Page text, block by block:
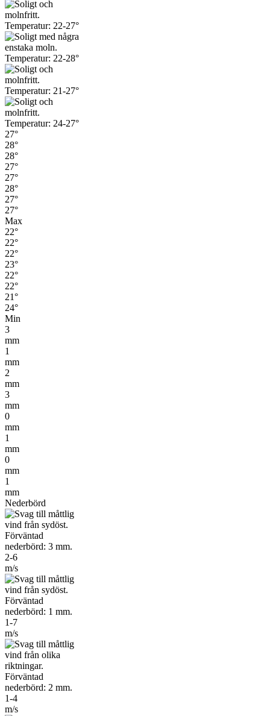
27°
28°
28°
27°
27°
28°
27°
27°
Max
22°
22°
22°
23°
22°
22°
21°
24°
Min
3
mm
1
mm
2
mm
3
mm
0
mm
1
mm
0
mm
1
mm
Nederbörd
2-6
m/s
1-7
m/s
1-4
m/s